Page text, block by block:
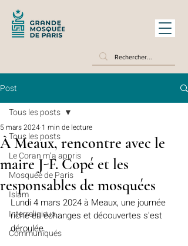
Post
Tous les posts
Le Coran m’a appris
Mosquée de Paris
Islam
Interreligieux
Communiqués
Tous les posts
À Meaux, rencontre avec le
maire J-F. Copé et les
responsables de mosquées
5 mars 2024 1 min de lecture
Lundi 4 mars 2024 à Meaux, une journée
riche en échanges et découvertes s'est
déroulée.